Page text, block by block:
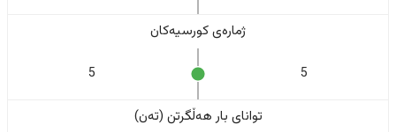
ژمارەی کورسیەکان
5
5
تواناى بار هەڵگرتن (تەن)